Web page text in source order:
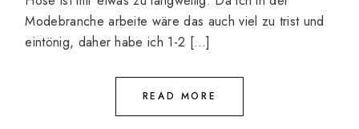
Modebranche arbeite wäre das auch viel zu trist und
eintönig, daher habe ich 1-2 […]
READ MORE